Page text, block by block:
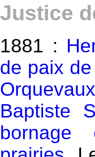
Justice
1881 :
de paix
Baptiste
bornage